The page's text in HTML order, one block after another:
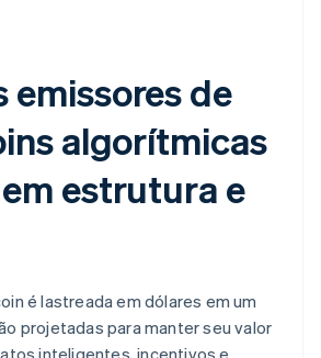
emissores de
algorítmicas
estrutura e
é lastreada em dólares em um
projetadas para manter seu valor